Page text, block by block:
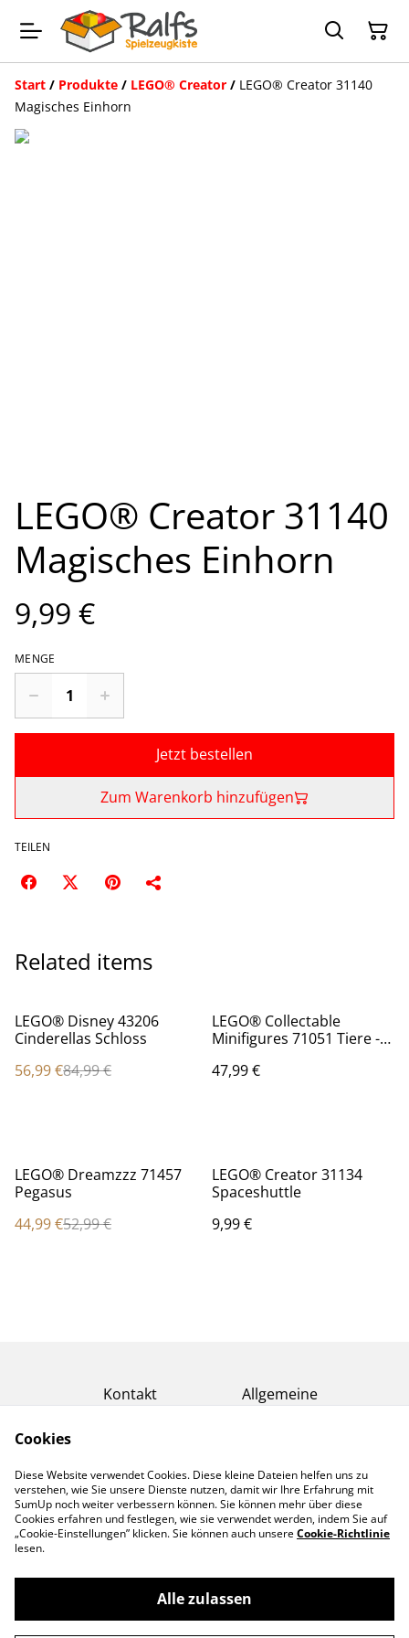
Start / Produkte / LEGO® Creator / LEGO® Creator 31140
Magisches Einhorn
LEGO® Creator 31140
Magisches Einhorn
9,99 €
MENGE
Jetzt bestellen
Zum Warenkorb hinzufügen
TEILEN
Related items
%
LEGO® Disney 43206
Cinderellas Schloss
56,99 €84,99 €
LEGO® Collectable
Minifigures 71051 Tiere -
12 Figuren
47,99 €
%
LEGO® Dreamzzz 71457
Pegasus
44,99 €52,99 €
LEGO® Creator 31134
Spaceshuttle
9,99 €
Kontakt
Allgemeine
Geschäftsbedingung
Datenschutzerklärun
Widerrufsbelehrung
& Widerrufsformular
©2026Ralfs Spielzeugkiste - Inh. Ralf Toepper
Cookies
Diese Website verwendet Cookies. Diese kleine Dateien helfen uns zu
verstehen, wie Sie unsere Dienste nutzen, damit wir Ihre Erfahrung mit
SumUp noch weiter verbessern können. Sie können mehr über diese
Cookies erfahren und festlegen, wie sie verwendet werden, indem Sie auf
„Cookie-Einstellungen” klicken. Sie können auch unsereCookie-Richtlinie
lesen.
Alle zulassen